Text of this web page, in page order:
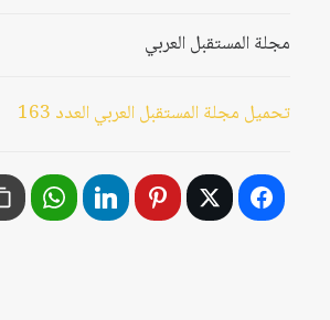
مجلة المستقبل العربي
تحميل مجلة المستقبل العربي العدد 163